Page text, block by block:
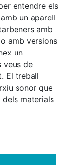
entendre els
un aparell
amb
amb versions
un
veus de
El treball
sonor que
materials